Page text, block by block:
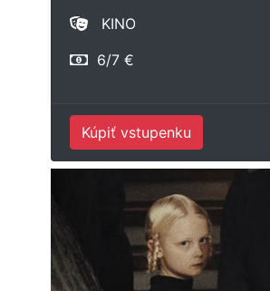
KINO
6/7 €
Kúpiť vstupenku